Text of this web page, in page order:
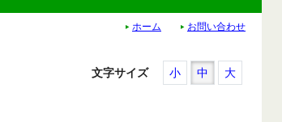
ホーム お問い合わせ
文字サイズ 小 中 大